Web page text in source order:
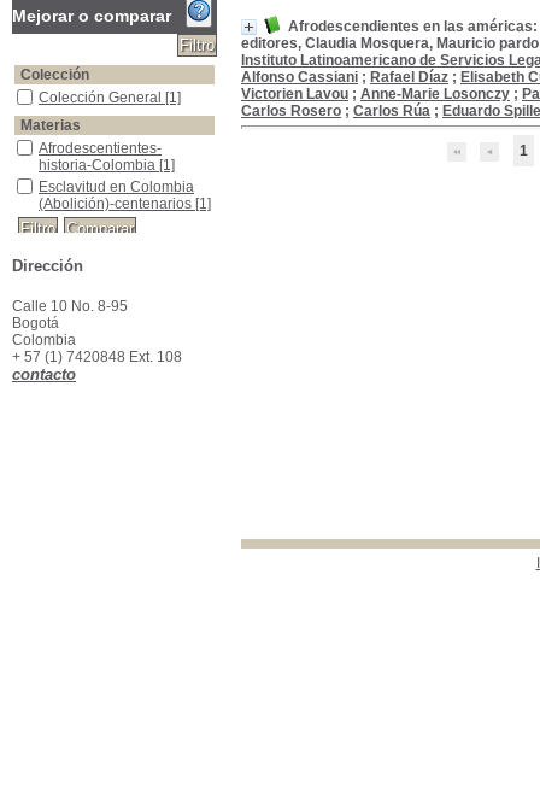
Afrodescendientes en las
editores, Claudia Mosquera, Mauricio
Instituto Latinoamericano de Servicios
Alfonso Cassiani ; Rafael Díaz ; Elisabeth
Victorien Lavou ; Anne-Marie Losonczy ;
Carlos Rosero ; Carlos Rúa ; Eduardo
1
Mejorar o comparar
Colección
Colección General
Colección General [1]
Materias
Afrodescentientes-historia-Colombia
Afrodescentientes-
historia-Colombia [1]
Esclavitud en Colombia (Abolición)-centenarios
Esclavitud en Colombia
(Abolición)-centenarios [1]
Dirección
Calle 10 No. 8-95
Bogotá
Colombia
+ 57 (1) 7420848 Ext. 108
contacto